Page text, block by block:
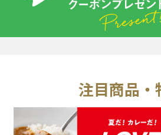
注目商品・